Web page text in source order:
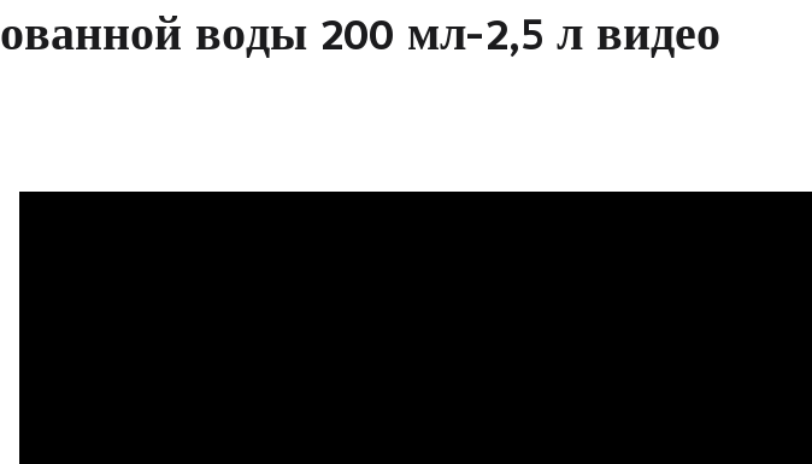
ованной воды200 мл-2,5лвидео